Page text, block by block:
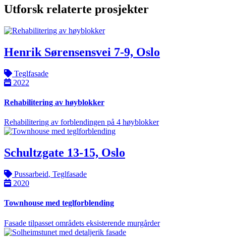
Utforsk relaterte prosjekter
Henrik Sørensensvei 7-9, Oslo
Teglfasade
2022
Rehabilitering av høyblokker
Rehabilitering av forblendingen på 4 høyblokker
Schultzgate 13-15, Oslo
Pussarbeid, Teglfasade
2020
Townhouse med teglforblending
Fasade tilpasset områdets eksisterende murgårder